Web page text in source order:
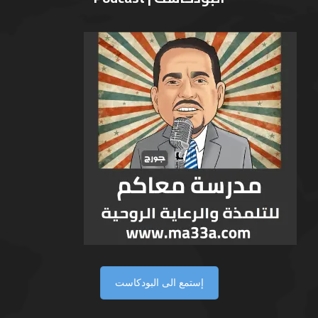
إستمع الى البودكاست